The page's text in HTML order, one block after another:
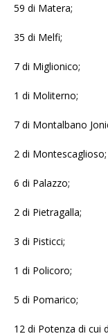
59 di Matera;
35 di Melfi;
7 di Miglionico;
1 di Moliterno;
7 di Montalbano
2 di Montescaglioso;
6 di Palazzo;
2 di Pietragalla;
3 di Pisticci;
1 di Policoro;
5 di Pomarico;
12 di Potenza di cui